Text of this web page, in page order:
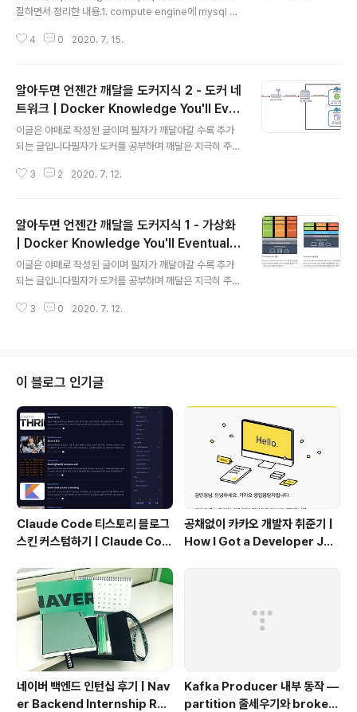
빨리 처리될 수 있게 한다. SOPF가 되지 않게 분산한다5.
콘텐츠 전송 네트워크 (CDN) CND : 정적 콘텐츠(이미지,
비디오, CSS, ..
질하면서 정리한 내용.1. compute engine에 mysql 설
ql-serversudo mysql_secure_installation // mys
고, 패스워드를 입력하겠음sudo mysql -u root -p 2.
외부 ip 접근에 대한 포트 방화벽 열기VPC network > fil
ewallrules 메뉴에 들어가기traffic : ingress protoco
ls and port : 33063306 포트가 방화벽에 연결된다.소
4 0 2020. 7. 15.
알아두면 언젠간 깨달을 도커지식 2 - 도커 네
트워크 | Docker Knowledge You'll Eve
ntually Appreciate 2 - Docker Netwo
rk
이글은 야매로 작성된 글이며 필자가 깨달아갈 수록 추가
되는 글입니다필자가 도커를 공부하며 깨달은 지극히 주관
니다!그리고 항상 도커의 길로 인도해주는 영우찡 감사여!
터에 아이피를 할당해준다. 그치만 이 아이피는 내 공유기
밖에서는 접근 할 수 없다.그럼 이 때 외부에서 공유기 안의
특정 서버에 접근하기 위해서는 포트 포워딩을 사용한다.
포트포워딩이 필요한 이유는 공유기는 하나인데 비해(ip는
하나인데 비해) 내부 서버는 여러대일 수 있으니 어느 서버
의 포트로 연결을 해주어야 하는지 몰라서 포트 포워딩을
3 2 2020. 7. 12.
알아두면 언젠간 깨달을 도커지식 1 - 가상화
| Docker Knowledge You'll Eventually
Appreciate 1 - Virtualization
이글은 야매로 작성된 글이며 필자가 깨달아갈 수록 추가
되는 글입니다필자가 도커를 공부하며 깨달은 지극히 주관
니다!그리고 항상 도커의 길로 인도해주는 영우찡 감사여!
를 설치하고, 사용할 만큼만 자원을 분할하여 가상머신을
생성한 후에 그 위에 Guest OS를 설치하여 그 위에서 어
플리케이션을 사용한다.하지만 하이퍼바이저 기반 가상화
의 경우엔 vm마다 자원을 따로따로 분리해서 사용을하는
데, 중복된 자원이 있을 경우엔 사실 불필요한 용량(자원)
을 소모한다고 볼 수 있다. 컨테이너 가상화따라..
3 0 2020. 7. 12.
이 블로그 인기글
Claude Code 티스토리 블로그
스킨 커스텀하기 | Claude Cod
og Skin
공채없이 카카오 개발자 취준기 |
How I Got a Developer Job
네이버 백엔드 인턴십 후기 | Nav
er Backend Internship Rev
Kafka Producer 내부 동작 —
partition 줄세우기와 broker